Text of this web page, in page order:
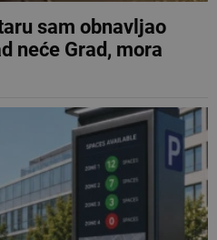
sam obnavljao
neće Grad, mora